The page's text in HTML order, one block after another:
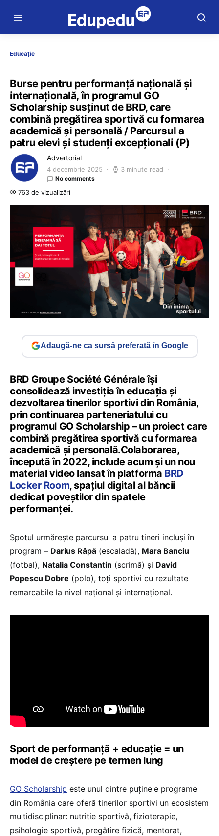
Educație
Burse pentru performanță națională și
internațională, în programul GO
Scholarship susținut de BRD, care
combină pregătirea sportivă cu formarea
academică și personală / Parcursul a
patru elevi și studenți excepționali (P)
Advertorial
4 decembrie 2025 3 minute read
No comments
763 de vizualizări
Adaugă-ne ca sursă preferată în Google
BRD Groupe Société Générale își
consolidează investiția în educația și
dezvoltarea tinerilor sportivi din România,
prin continuarea parteneriatului cu
programul GO Scholarship – un proiect care
combină pregătirea sportivă cu formarea
academică și personală.Colaborarea,
începută în 2022, include acum și un nou
material video lansat în platforma BRD
Locker Room, spațiul digital al băncii
dedicat poveștilor din spatele
performanței.
Spotul urmărește parcursul a patru tineri incluși în
program – Darius Râpă (escaladă), Mara Banciu
(fotbal), Natalia Constantin (scrimă) și David
Popescu Dobre (polo), toți sportivi cu rezultate
remarcabile la nivel național și internațional.
Sport de performanță + educație = un
model de creștere pe termen lung
GO Scholarship este unul dintre puținele programe
din România care oferă tinerilor sportivi un ecosistem
multidisciplinar: nutriție sportivă, fizioterapie,
psihologie sportivă, pregătire fizică, mentorat,